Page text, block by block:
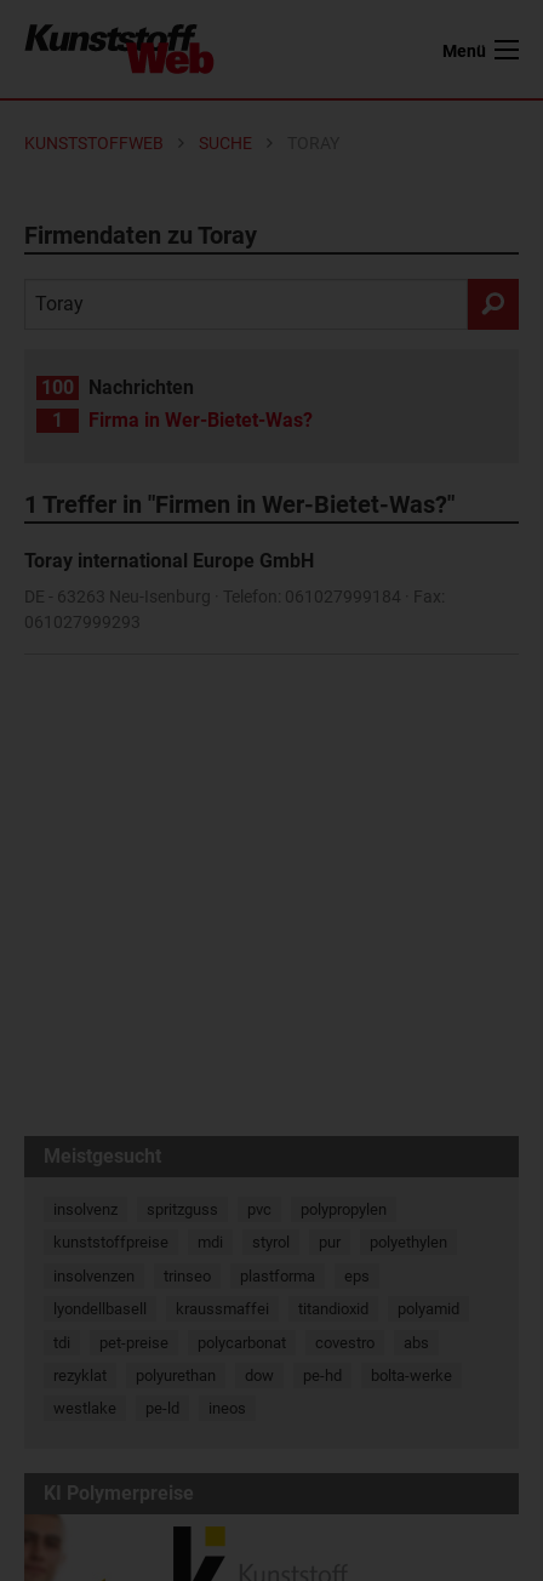
Menü
KUNSTSTOFFWEB SUCHE
Firmendaten zu Toray
100
Nachrichten
1
Firma in Wer-Bietet-Was?
1 Treffer in "Firmen in Wer-Bietet-Was?"
Toray international Europe GmbH
DE - 63263 Neu-Isenburg · Telefon: 061027999184 · Fax:
061027999293
Meistgesucht
insolvenz spritzguss pvc
polypropylen
kunststoffpreise
mdi styrol pur
polyethylen
insolvenzen
trinseo plastforma
eps
lyondellbasell
kraussmaffei titandioxid
polyamid
tdi
pet-preise polycarbonat covestro
abs
rezyklat
polyurethan dow pe-hd
bolta-werke
westlake
pe-ld ineos
KI Polymerpreise